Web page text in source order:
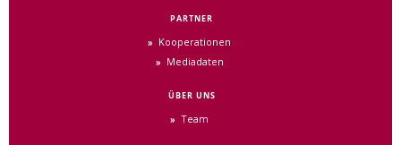
PARTNER
Kooperationen
Mediadaten
ÜBER UNS
Team